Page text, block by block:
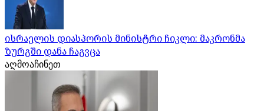
ისრაელის დიასპორის მინისტრი ჩიკლი: მაკრონმა
ზურგში დანა ჩაგვცა
აღმოაჩინეთ